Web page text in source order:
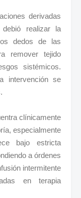
derivadas
realizar la
dedos de las
remover tejido
sistémicos.
intervención se
clínicamente
especialmente
bajo estricta
a órdenes
intermitente
en terapia